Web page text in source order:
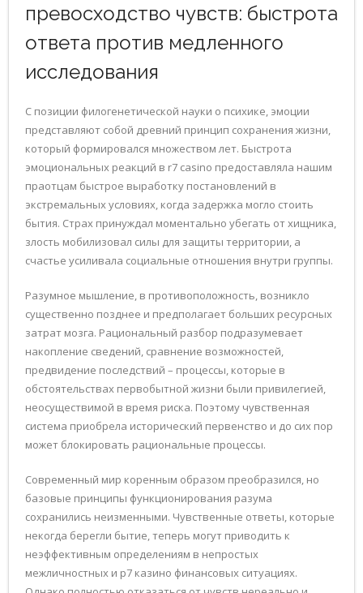
превосходство чувств: быстрота
ответа против медленного
исследования
С позиции филогенетической науки о психике, эмоции
представляют собой древний принцип сохранения жизни,
который формировался множеством лет. Быстрота
эмоциональных реакций в r7 casino предоставляла нашим
праотцам быстрое выработку постановлений в
экстремальных условиях, когда задержка могло стоить
бытия. Страх принуждал моментально убегать от хищника,
злость мобилизовал силы для защиты территории, а
счастье усиливала социальные отношения внутри группы.
Разумное мышление, в противоположность, возникло
существенно позднее и предполагает больших ресурсных
затрат мозга. Рациональный разбор подразумевает
накопление сведений, сравнение возможностей,
предвидение последствий – процессы, которые в
обстоятельствах первобытной жизни были привилегией,
неосуществимой в время риска. Поэтому чувственная
система приобрела исторический первенство и до сих пор
может блокировать рациональные процессы.
Современный мир коренным образом преобразился, но
базовые принципы функционирования разума
сохранились неизменными. Чувственные ответы, которые
некогда берегли бытие, теперь могут приводить к
неэффективным определениям в непростых
межличностных и р7 казино финансовых ситуациях.